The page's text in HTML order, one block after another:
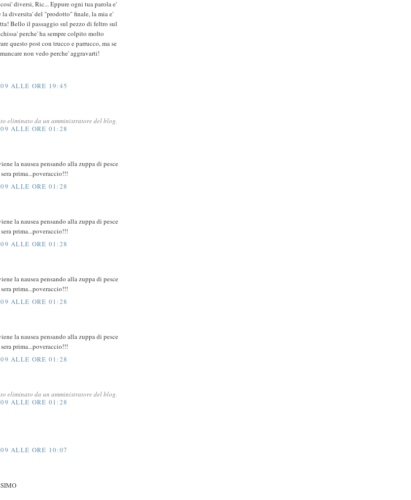
diversi, Ric... Eppure ogni tua parola e'
la diversita' del "prodotto" finale, la mia e'
Bello il passaggio sul pezzo di feltro sul
perche' ha sempre colpito molto
questo post con trucco e parrucco, ma se
non vedo perche' aggravarti!
ALLE ORE 19:45
eliminato da un amministratore del blog.
ALLE ORE 01:28
la nausea pensando alla zuppa di pesce
prima...poveraccio!!!
ALLE ORE 01:28
la nausea pensando alla zuppa di pesce
prima...poveraccio!!!
ALLE ORE 01:28
la nausea pensando alla zuppa di pesce
prima...poveraccio!!!
ALLE ORE 01:28
la nausea pensando alla zuppa di pesce
prima...poveraccio!!!
ALLE ORE 01:28
eliminato da un amministratore del blog.
ALLE ORE 01:28
ALLE ORE 10:07